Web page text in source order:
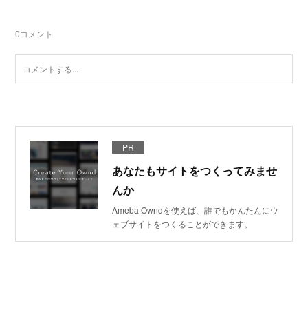
0コメント
PR
あなたもサイトをつくってみませ
んか
Ameba Owndを使えば、誰でもかんたんにウ
ェブサイトをつくることができます。